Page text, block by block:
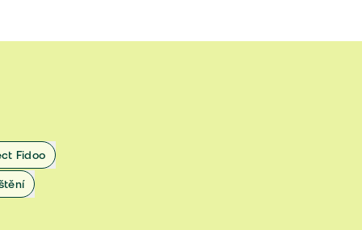
do 31.10.2022
do 8.7.2020
do 31.10.2019
Fidoo